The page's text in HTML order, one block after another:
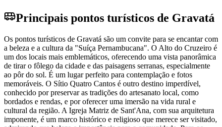
Principais pontos turísticos de Gravatá
Os pontos turísticos de Gravatá são um convite para se encantar com
a beleza e a cultura da "Suíça Pernambucana". O Alto do Cruzeiro é
um dos locais mais emblemáticos, oferecendo uma vista panorâmica
de tirar o fôlego da cidade e das paisagens serranas, especialmente
ao pôr do sol. É um lugar perfeito para contemplação e fotos
memoráveis. O Sítio Quatro Cantos é outro destino imperdível,
conhecido por preservar as tradições do artesanato local, como
bordados e rendas, e por oferecer uma imersão na vida rural e
cultural da região. A Igreja Matriz de Sant'Ana, com sua arquitetura
imponente, é um marco histórico e religioso que merece ser visitado,